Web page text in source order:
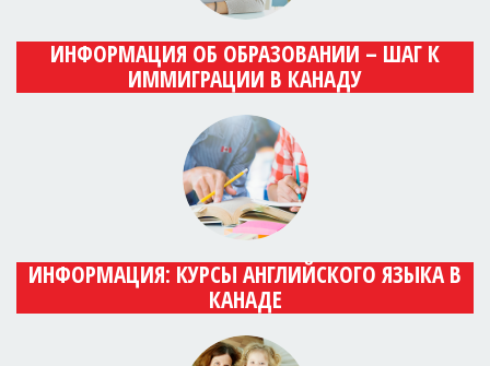
ИНФОРМАЦИЯ ОБ ОБРАЗОВАНИИ – ШАГ К
ИММИГРАЦИИ В КАНАДУ
ИНФОРМАЦИЯ: КУРСЫ АНГЛИЙСКОГО ЯЗЫКА В
КАНАДЕ